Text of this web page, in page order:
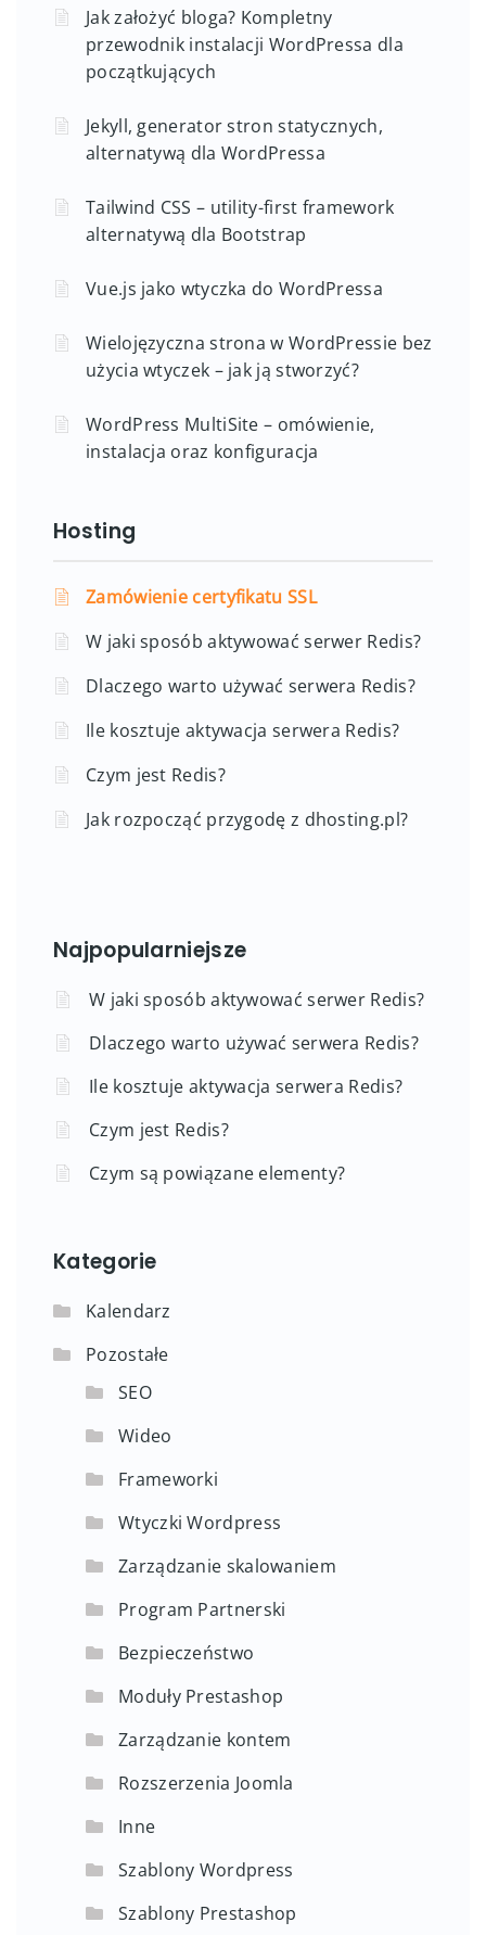
Jak założyć bloga? Kompletny
przewodnik instalacji WordPressa dla
początkujących
Jekyll, generator stron statycznych,
alternatywą dla WordPressa
Tailwind CSS – utility-first framework
alternatywą dla Bootstrap
Vue.js jako wtyczka do WordPressa
Wielojęzyczna strona w WordPressie bez
użycia wtyczek – jak ją stworzyć?
WordPress MultiSite – omówienie,
instalacja oraz konfiguracja
Hosting
Zamówienie certyfikatu SSL
W jaki sposób aktywować serwer Redis?
Dlaczego warto używać serwera Redis?
Ile kosztuje aktywacja serwera Redis?
Czym jest Redis?
Jak rozpocząć przygodę z dhosting.pl?
Najpopularniejsze
W jaki sposób aktywować serwer Redis?
Dlaczego warto używać serwera Redis?
Ile kosztuje aktywacja serwera Redis?
Czym jest Redis?
Czym są powiązane elementy?
Kategorie
Kalendarz
Pozostałe
SEO
Wideo
Frameworki
Wtyczki Wordpress
Zarządzanie skalowaniem
Program Partnerski
Bezpieczeństwo
Moduły Prestashop
Zarządzanie kontem
Rozszerzenia Joomla
Inne
Szablony Wordpress
Szablony Prestashop